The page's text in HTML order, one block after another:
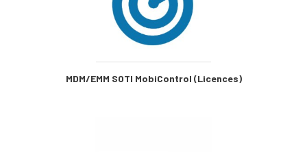
MDM/EMM SOTI MobiControl (Licences)